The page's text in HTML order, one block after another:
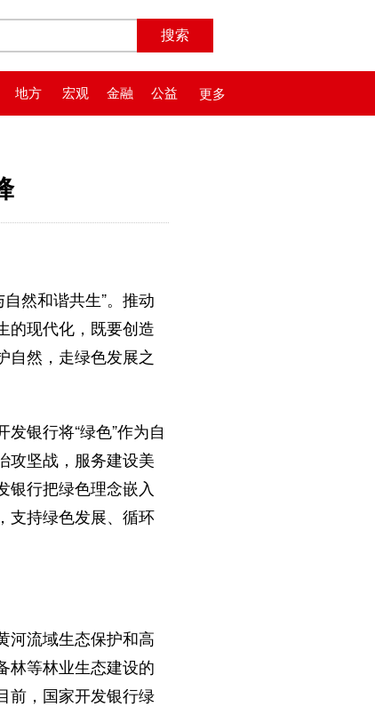
地方 宏观 金融 公益 更多
然和谐共生”。推动
的现代化，既要创造
自然，走绿色发展之
银行将“绿色”作为自
攻坚战，服务建设美
银行把绿色理念嵌入
支持绿色发展、循环
河流域生态保护和高
林等林业生态建设的
前，国家开发银行绿